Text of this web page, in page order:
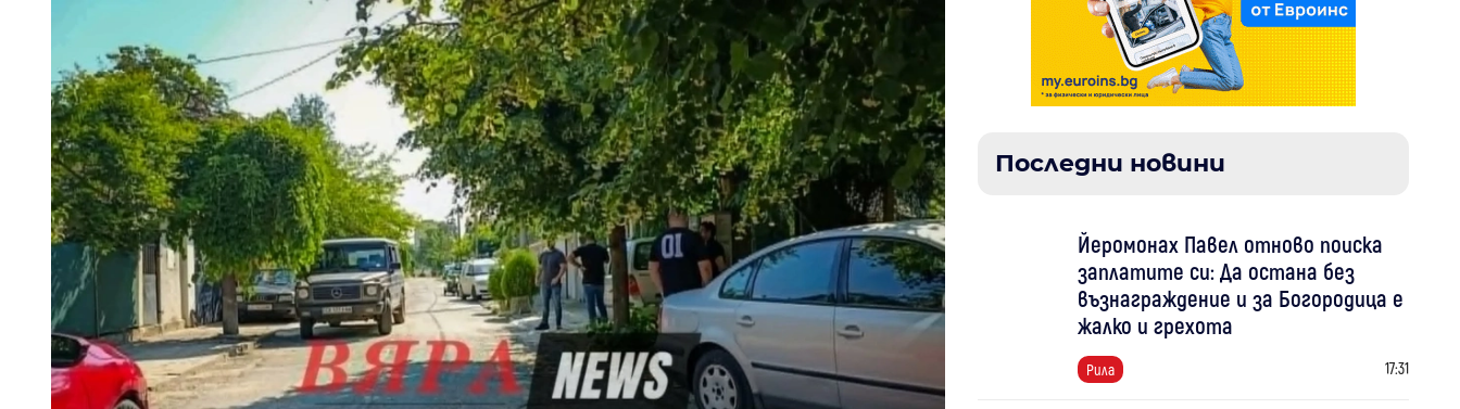
Последни новини
Йеромонах Павел отново поиска
заплатите си: Да остана без
възнаграждение и за Богородица е
жалко и грехота
Рила 17:31